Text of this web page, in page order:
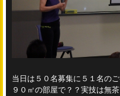
当日は５０名募集に５１名の
９０㎡の部屋で？？実技は無